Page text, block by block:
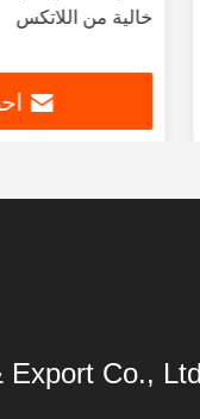
خالية من اللاتكس
Export Co.,